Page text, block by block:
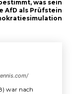
was sein
AfD als Prüfstein
war nach